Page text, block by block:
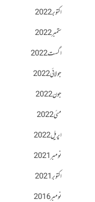
اکتوبر 2022
ستمبر 2022
اگست 2022
جولائی 2022
جون 2022
مئی 2022
اپریل 2022
نومبر 2021
اکتوبر 2021
نومبر 2016